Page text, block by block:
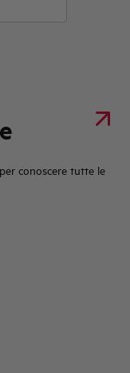
conoscere tutte le